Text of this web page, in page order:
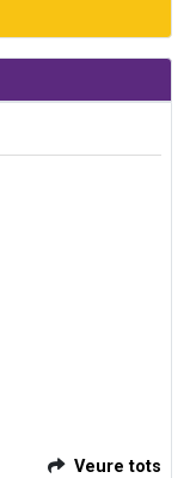
Veure tots